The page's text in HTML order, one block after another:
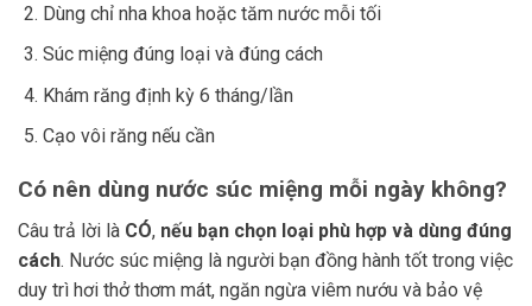
Dùng chỉ nha khoa hoặc tăm nước mỗi tối
Súc miệng đúng loại và đúng cách
Khám răng định kỳ 6 tháng/lần
Cạo vôi răng nếu cần
Có nên dùng nước súc miệng mỗi ngày không?
Câu trả lời là CÓ, nếu bạn chọn loại phù hợp và dùng đúng
cách. Nước súc miệng là người bạn đồng hành tốt trong việc
duy trì hơi thở thơm mát, ngăn ngừa viêm nướu và bảo vệ